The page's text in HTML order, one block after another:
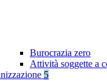
Burocrazia zero
Attività soggette a
5